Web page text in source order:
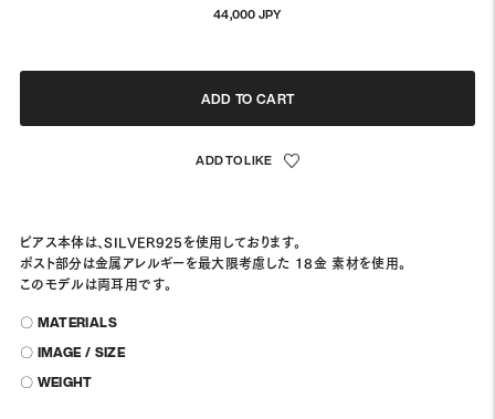
44,000 JPYRegular
ADD TO CART
ピアス本体は、SILVER925を使用しております。
ポスト部分は金属アレルギーを最大限考慮した 18金 素材を使用。
このモデルは両耳用です。
〇 MATERIALS
〇 IMAGE / SIZE
〇 WEIGHT